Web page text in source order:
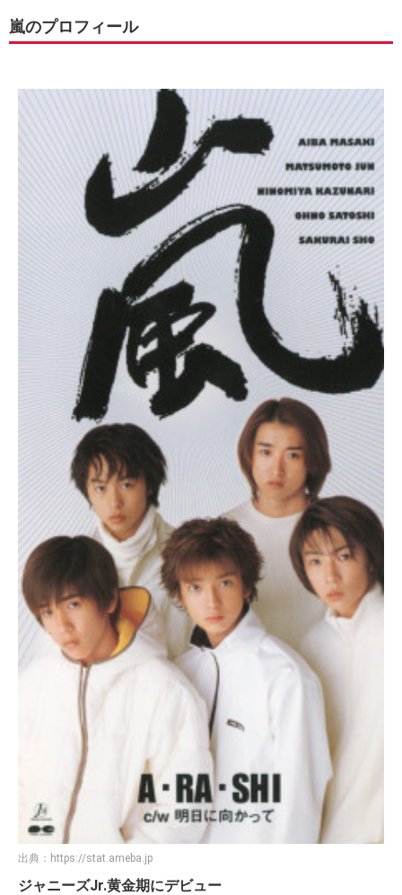
嵐のプロフィール
出典： https://stat.ameba.jp
ジャニーズJr.黄金期にデビュー